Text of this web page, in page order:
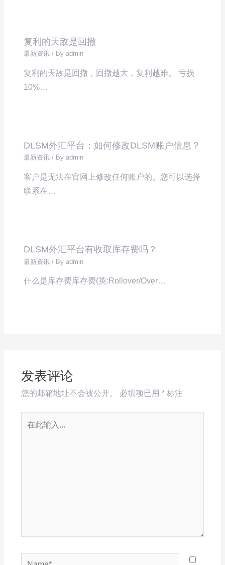
复利的天敌是回撤
最新资讯 / Byadmin
复利的天敌是回撤，回撤越大，复利越难。 亏损
10%…
DLSM外汇平台：如何修改DLSM账户信息？
最新资讯 / Byadmin
客户是无法在官网上修改任何账户的。您可以选择
联系在…
DLSM外汇平台有收取库存费吗？
最新资讯 / Byadmin
什么是库存费库存费(英:Rollover/Over…
发表评论
您的邮箱地址不会被公开。 必填项已用 *标注
Name*